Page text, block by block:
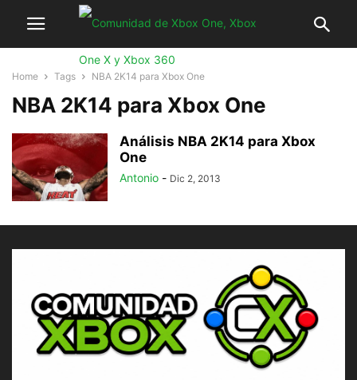
Home Tags NBA 2K14 para Xbox One
NBA 2K14 para Xbox One
Análisis NBA 2K14 para Xbox
One
Antonio - Dic 2, 2013